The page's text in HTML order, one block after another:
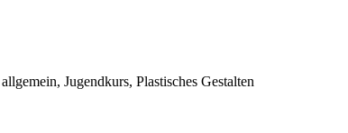
Jugendkurs, Plastisches Gestalten